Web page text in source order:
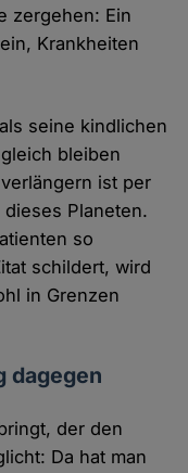
zergehen: Ein
Krankheiten
seine kindlichen
bleiben
ist per
Planeten.
so
schildert, wird
in Grenzen
dagegen
der den
Da hat man